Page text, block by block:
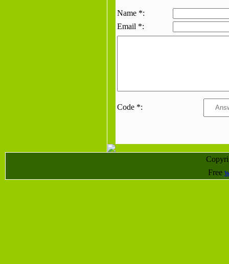
Name *:
Email *:
Code *:
Free